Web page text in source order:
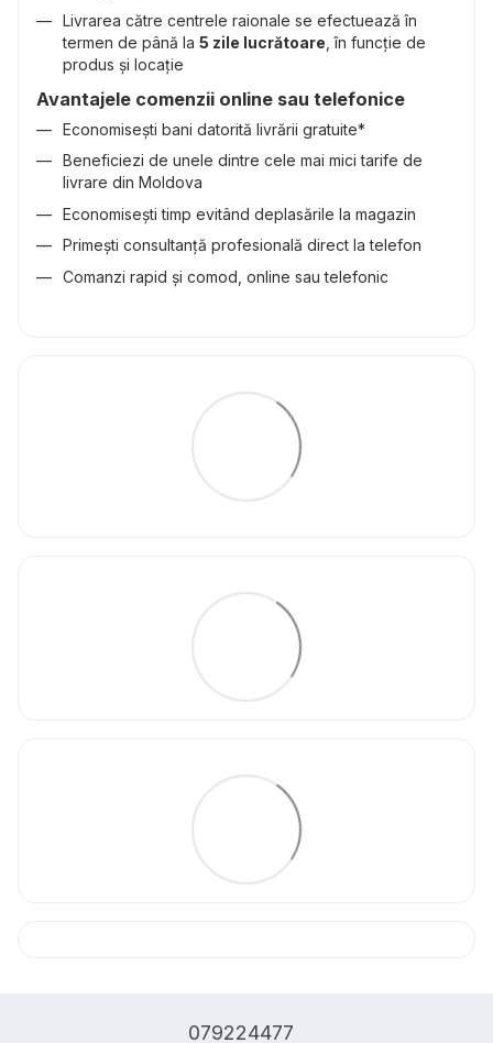
Livrarea către centrele raionale se efectuează în
termen de până la 5 zile lucrătoare , în funcție de
produs și locație
Avantajele comenzii online sau telefonice
Economisești bani datorită livrării gratuite*
Beneficiezi de unele dintre cele mai mici tarife de
livrare din Moldova
Economisești timp evitând deplasările la magazin
Primești consultanță profesională direct la telefon
Comanzi rapid și comod, online sau telefonic
079224477